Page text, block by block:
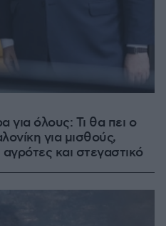
για όλους: Τι θα πει ο
για μισθούς,
αγρότες και στεγαστικό